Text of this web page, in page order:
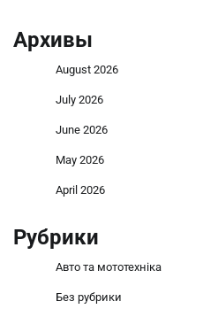
Архивы
August 2026
July 2026
June 2026
May 2026
April 2026
Рубрики
Авто та мототехніка
Без рубрики